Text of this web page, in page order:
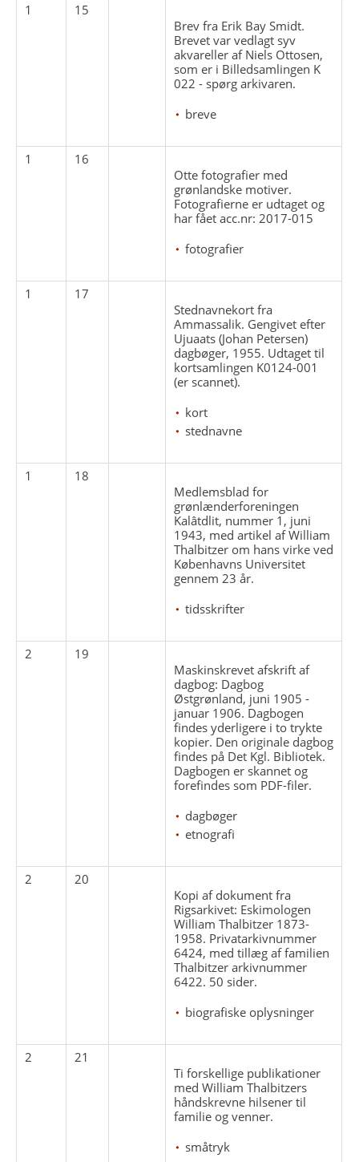
1
15
Brev fra Erik Bay Smidt.
Brevet var vedlagt syv
akvareller af Niels Ottosen,
som er i Billedsamlingen K
022 - spørg arkivaren.
breve
1
16
Otte fotografier med
grønlandske motiver.
Fotografierne er udtaget og
har fået acc.nr: 2017-015
fotografier
1
17
Stednavnekort fra
Ammassalik. Gengivet efter
Ujuaats (Johan Petersen)
dagbøger, 1955. Udtaget til
kortsamlingen K0124-001
(er scannet).
kort
stednavne
1
18
Medlemsblad for
grønlænderforeningen
Kalâtdlit, nummer 1, juni
1943, med artikel af William
Thalbitzer om hans virke ved
Københavns Universitet
gennem 23 år.
tidsskrifter
2
19
Maskinskrevet afskrift af
dagbog: Dagbog
Østgrønland, juni 1905 -
januar 1906. Dagbogen
findes yderligere i to trykte
kopier. Den originale dagbog
findes på Det Kgl. Bibliotek.
Dagbogen er skannet og
forefindes som PDF-filer.
dagbøger
etnografi
2
20
Kopi af dokument fra
Rigsarkivet: Eskimologen
William Thalbitzer 1873-
1958. Privatarkivnummer
6424, med tillæg af familien
Thalbitzer arkivnummer
6422. 50 sider.
biografiske oplysninger
2
21
Ti forskellige publikationer
med William Thalbitzers
håndskrevne hilsener til
familie og venner.
småtryk